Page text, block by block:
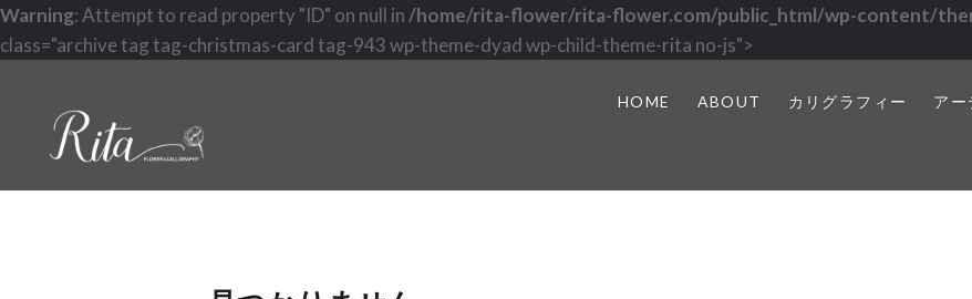
Warning: Attempt to read property "ID" on null in/home/rita-flower/rita-flower.com/public_html/wp-content/
class="archive tag tag-christmas-card tag-943 wp-theme-dyad wp-child-theme-rita no-js">
ツ
HOME ABOUT カリグラフィー アー